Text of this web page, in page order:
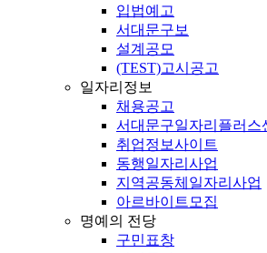
입법예고
서대문구보
설계공모
(TEST)고시공고
일자리정보
채용공고
서대문구일자리플러스
취업정보사이트
동행일자리사업
지역공동체일자리사업
아르바이트모집
명예의 전당
구민표창